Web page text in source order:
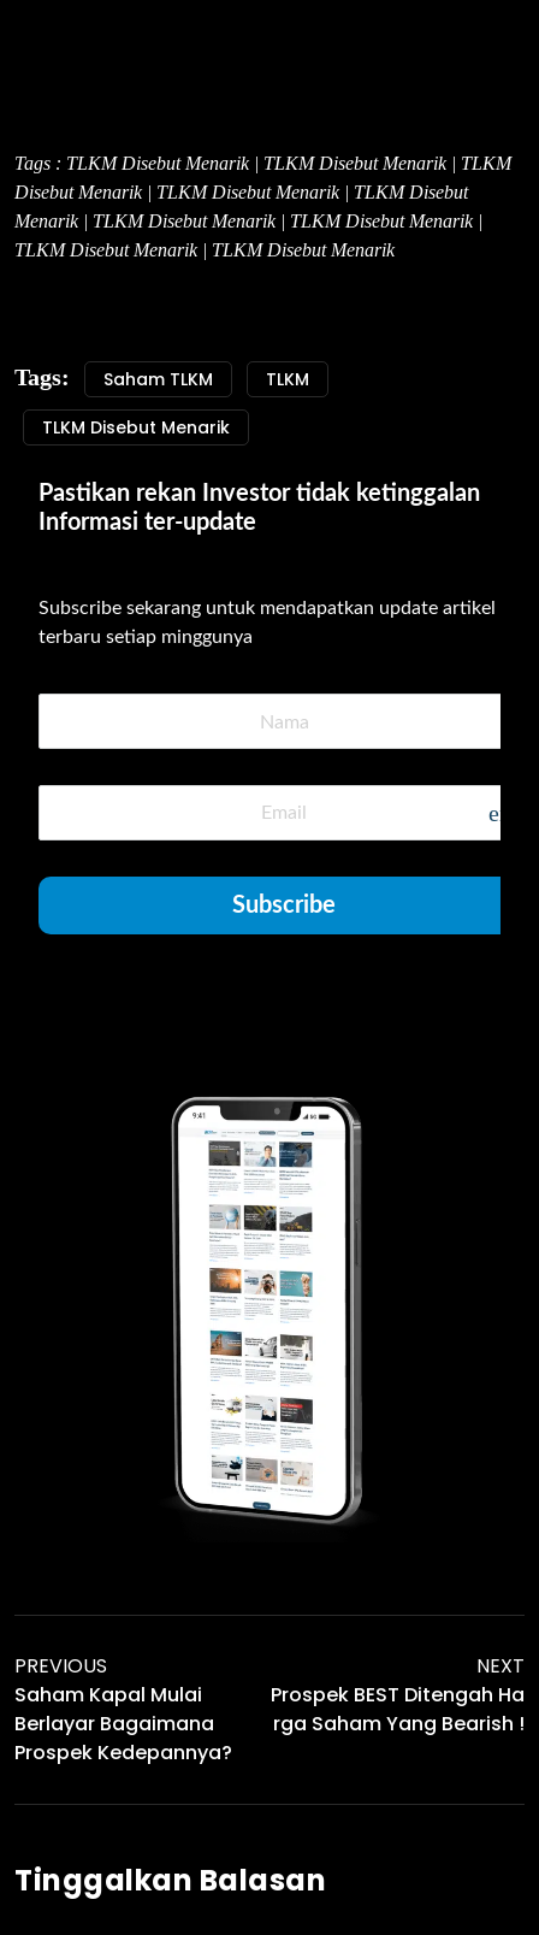
Tags : TLKM Disebut Menarik | TLKM Disebut Menarik | TLKM
Disebut Menarik | TLKM Disebut Menarik | TLKM Disebut
Menarik | TLKM Disebut Menarik | TLKM Disebut Menarik |
TLKM Disebut Menarik | TLKM Disebut Menarik
Tags: Saham TLKM
TLKM
TLKM Disebut Menarik
Pastikan rekan Investor tidak ketinggalan
Informasi ter-update
Subscribe sekarang untuk mendapatkan update artikel
terbaru setiap minggunya
Subscribe
PREVIOUS
Saham Kapal Mulai
Berlayar Bagaimana
Prospek Kedepannya?
NEXT
Prospek BEST Ditengah Ha
Rga Saham Yang Bearish !
Tinggalkan Balasan